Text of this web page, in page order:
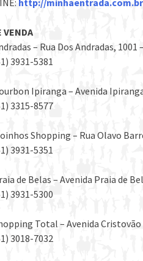
http://
VENDA
– Rua Dos Andradas,
3931-5381
Ipiranga – Avenida
3315-8577
Shopping – Rua Olavo
3931-5351
de Belas – Avenida Praia de
3931-5300
Total – Avenida
3018-7032